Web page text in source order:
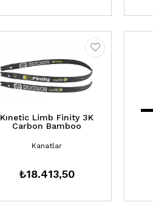
Kınetic Limb Finity 3K
Carbon Bamboo
Kanatlar
₺18.413,50